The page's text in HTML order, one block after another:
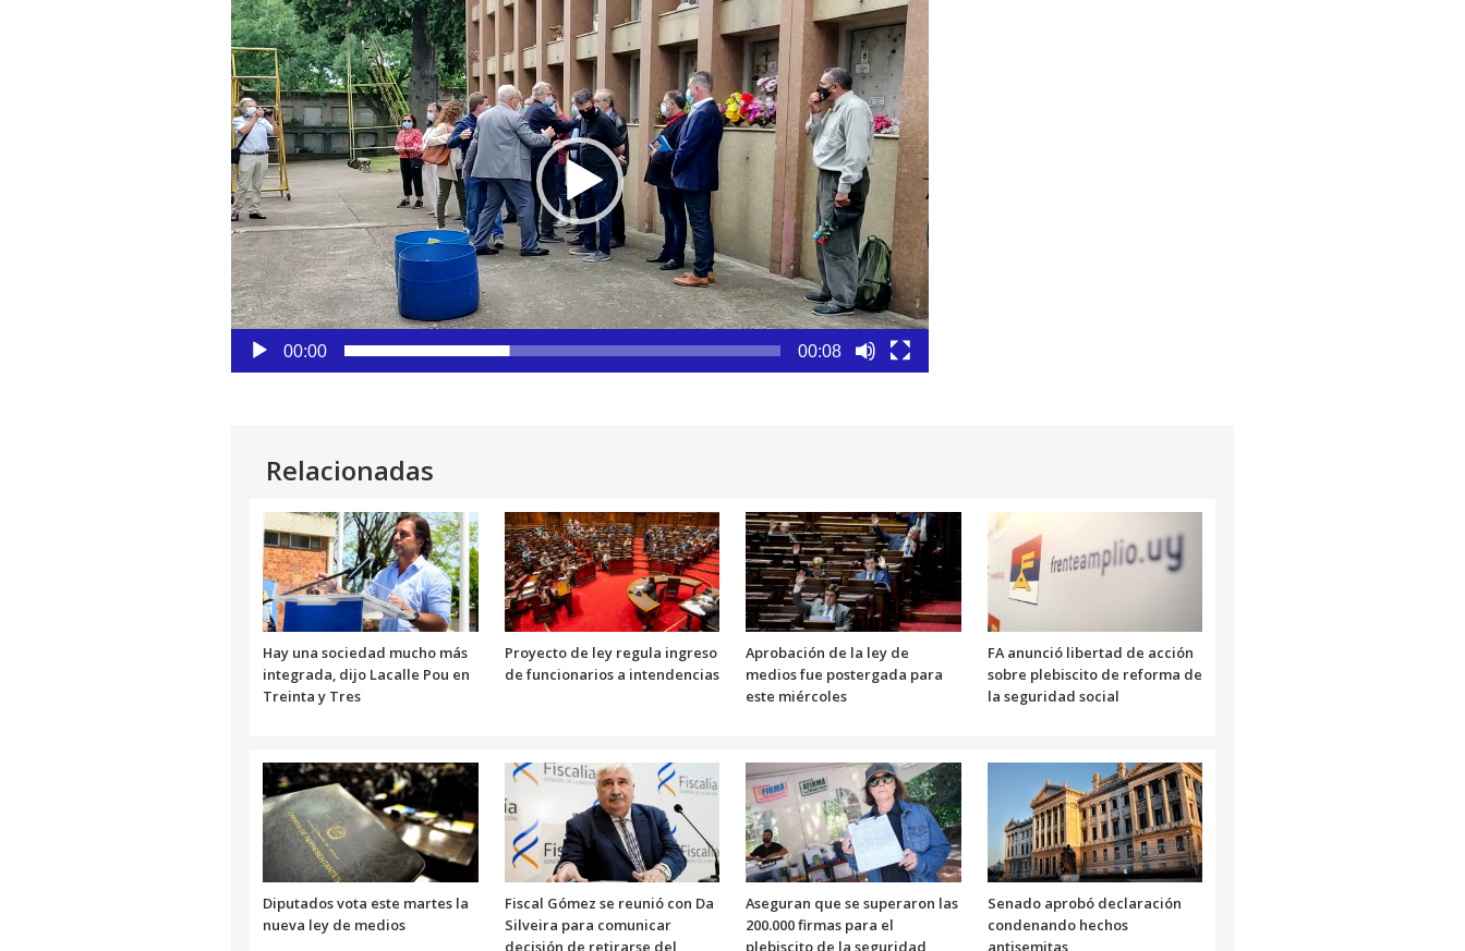
de
vídeo
00:00 00:08
Relacionadas
Hay una sociedad mucho más
integrada, dijo Lacalle Pou en
Treinta y Tres
Proyecto de ley regula ingreso
de funcionarios a intendencias
Aprobación de la ley de
medios fue postergada para
este miércoles
FA anunció libertad de acción
sobre plebiscito de reforma de
la seguridad social
Diputados vota este martes la
nueva ley de medios
Fiscal Gómez se reunió con Da
Silveira para comunicar
decisión de retirarse del
Aseguran que se superaron las
200.000 firmas para el
plebiscito de la seguridad
Senado aprobó declaración
condenando hechos
antisemitas